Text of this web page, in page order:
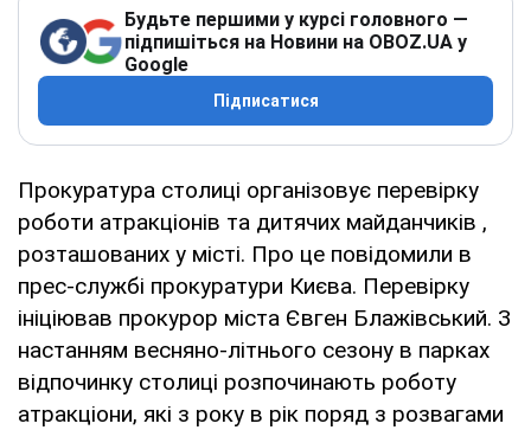
Будьте першими у курсі головного —
підпишіться на Новини на OBOZ.UA у
Google
Підписатися
Прокуратура столиці організовує перевірку
роботи атракціонів та дитячих майданчиків ,
розташованих у місті. Про це повідомили в
прес-службі прокуратури Києва. Перевірку
ініціював прокурор міста Євген Блажівський. З
настанням весняно-літнього сезону в парках
відпочинку столиці розпочинають роботу
атракціони, які з року в рік поряд з розвагами